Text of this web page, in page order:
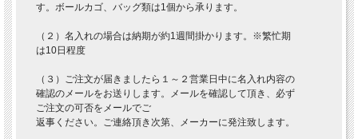
す。ボールカゴ、バッグ類は1個から承ります。
（２）名入れの場合は納期が約1週間掛かります。※繁忙期
は10日程度
（３）ご注文が届きましたら１～２営業日中に名入れ内容の
確認のメールをお送りします。メールを確認して頂き、必ず
ご注文の可否をメールでご
返事ください。ご連絡頂き次第、メーカーに発注致します。